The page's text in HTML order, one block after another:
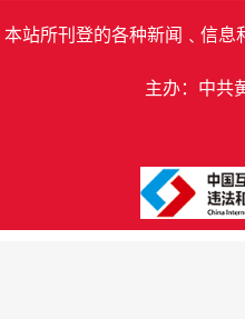
本站所刊登的各种新闻﹑信息
主办：中共